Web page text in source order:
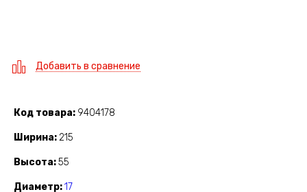
Добавить в сравнение
Код товара 9404178
Ширина 215
Высота 55
Диаметр 17